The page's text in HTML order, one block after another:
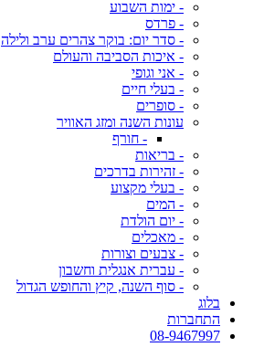
- ימות השבוע
- פרדס
- סדר יום: בוקר צהרים ערב ולילה
- איכות הסביבה והעולם
- אני וגופי
- בעלי חיים
- סופרים
עונות השנה ומזג האוויר
- חורף
- בריאות
- זהירות בדרכים
- בעלי מקצוע
- המים
- יום הולדת
- מאכלים
- צבעים וצורות
- עברית אנגלית וחשבון
- סוף השנה, קיץ והחופש הגדול
בלוג
התחברות
08-9467997